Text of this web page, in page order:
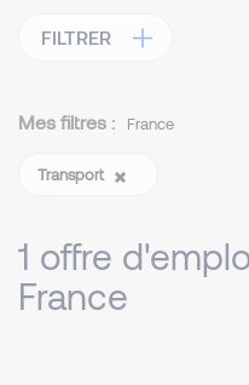
FILTRER
Mes filtres : France
Transport
1 offre
France